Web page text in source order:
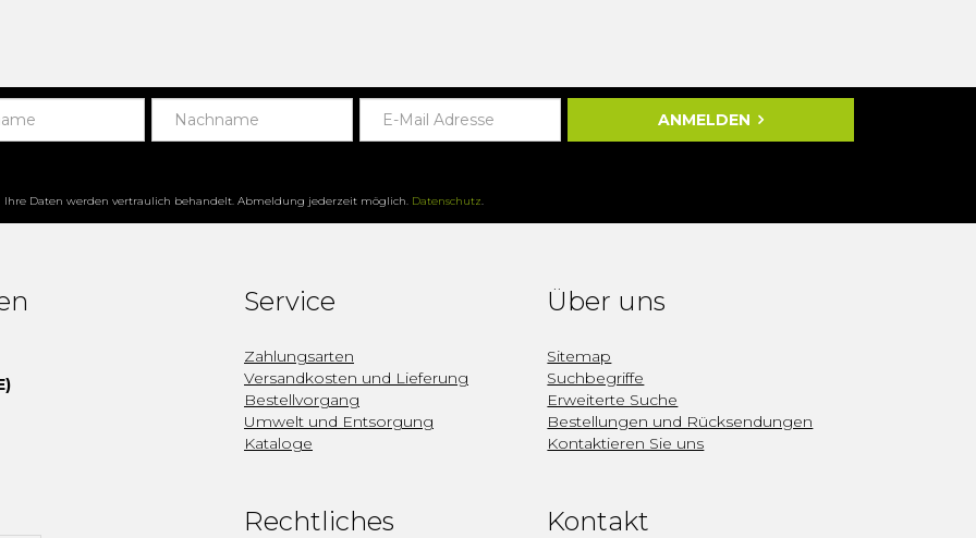
ANMELDEN
Ihre Daten werden vertraulich behandelt. Abmeldung jederzeit möglich. Datenschutz.
Service
Zahlungsarten
Versandkosten und Lieferung
Bestellvorgang
Umwelt und Entsorgung
Kataloge
Über uns
Sitemap
Suchbegriffe
Erweiterte Suche
Bestellungen und Rücksendungen
Kontaktieren Sie uns
Rechtliches Kontakt